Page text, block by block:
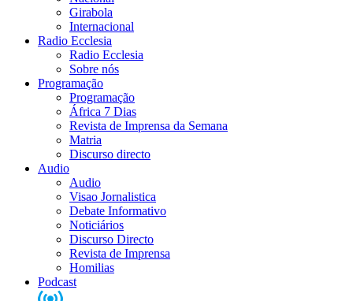
Girabola
Internacional
Radio Ecclesia
Radio Ecclesia
Sobre nós
Programação
Programação
África 7 Dias
Revista de Imprensa da Semana
Matria
Discurso directo
Audio
Audio
Visao Jornalistica
Debate Informativo
Noticiários
Discurso Directo
Revista de Imprensa
Homilias
Podcast